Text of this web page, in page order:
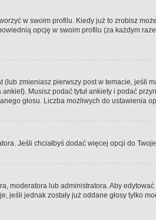
w swoim profilu. Kiedy już to zrobisz
opcję w swoim profilu (za każdym
(lub zmieniasz pierwszy post w temacie, jeśli
Musisz podać tytuł ankiety i podać
głosu. Liczba możliwych do ustawienia
Jeśli chciałbyś dodać więcej opcji do
moderatora lub administratora. Aby
jeśli jednak zostały już oddane głosy tylko